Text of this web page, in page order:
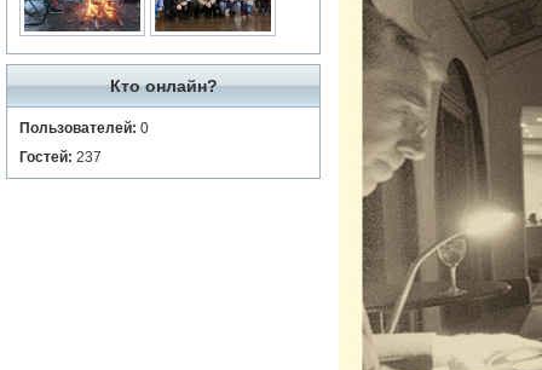
Кто онлайн?
Пользователей: 0
Гостей: 237